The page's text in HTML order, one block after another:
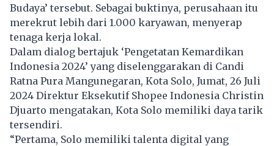
Budaya’ tersebut. Sebagai buktinya, perusahaan itu
merekrut lebih dari 1.000 karyawan, menyerap
tenaga kerja lokal.
Dalam dialog bertajuk ‘Pengetatan Kemardikan
Indonesia 2024’ yang diselenggarakan di Candi
Ratna Pura Mangunegaran, Kota Solo, Jumat, 26 Juli
2024 Direktur Eksekutif Shopee Indonesia Christin
Djuarto mengatakan, Kota Solo memiliki daya tarik
tersendiri.
“Pertama, Solo memiliki talenta digital yang